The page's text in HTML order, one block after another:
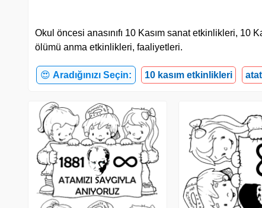
Okul öncesi anasınıfı 10 Kasım sanat etkinlikleri, 10
ölümü anma etkinlikleri, faaliyetleri.
😍 Aradığınızı Seçin: 10 kasım etkinlikleri